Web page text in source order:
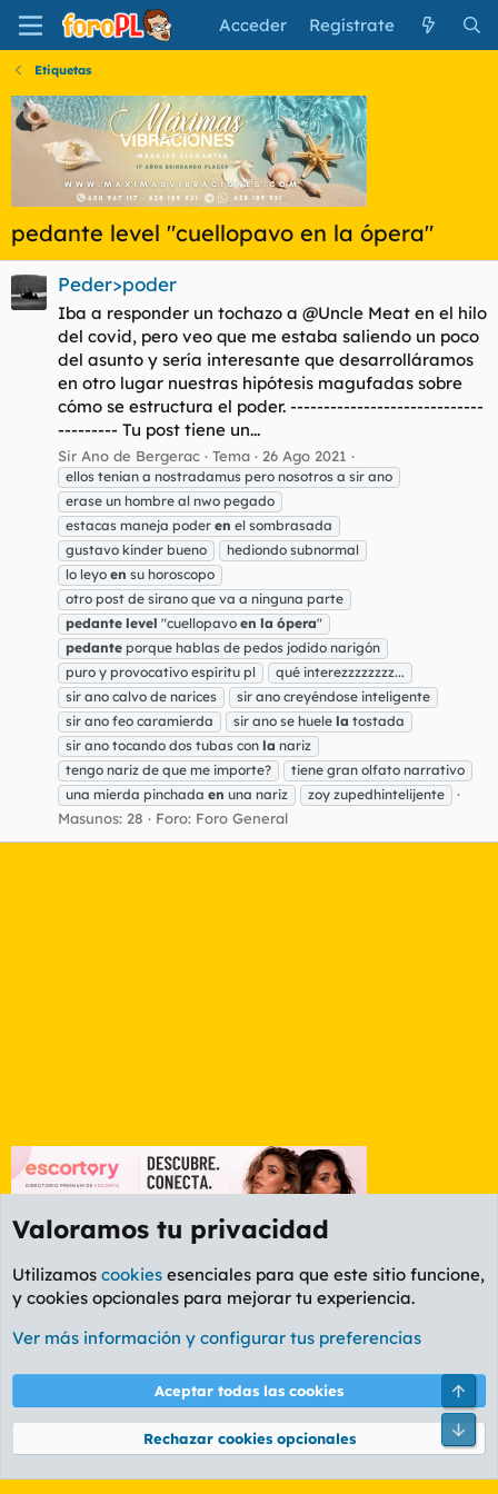
Acceder Regístrate
Etiquetas
pedante level "cuellopavo en la ópera"
Peder>poder
Iba a responder un tochazo a @Uncle Meat en el hilo
del covid, pero veo que me estaba saliendo un poco
del asunto y sería interesante que desarrolláramos
en otro lugar nuestras hipótesis magufadas sobre
cómo se estructura el poder. -----------------------------
--------- Tu post tiene un...
Sir Ano de Bergerac Tema 26 Ago 2021
ellos tenian a nostradamus pero nosotros a sir ano
erase un hombre al nwo pegado
estacas maneja poder en el sombrasada
gustavo kinder bueno
hediondo subnormal
lo leyo en su horoscopo
otro post de sirano que va a ninguna parte
pedante level "cuellopavo en la ópera"
pedante porque hablas de pedos jodido narigón
puro y provocativo espíritu pl
qué interezzzzzzzz...
sir ano calvo de narices
sir ano creyéndose inteligente
sir ano feo caramierda
sir ano se huele la tostada
sir ano tocando dos tubas con la nariz
tengo nariz de que me importe?
tiene gran olfato narrativo
una mierda pinchada en una nariz zoy zupedhintelijente
Masunos: 28 Foro: Foro General
Etiquetas
Cookies
PL OLDSTYLE AMARILLO
Términos y reglas Política de privacidad Ayuda
Community platform by XenForo® © 2010-2026 XenForo Ltd.
Valoramos tu privacidad
Utilizamos cookies esenciales para que este sitio funcione,
y cookies opcionales para mejorar tu experiencia.
Ver más información y configurar tus preferencias
Aceptar todas las cookies
Rechazar cookies opcionales
Pie